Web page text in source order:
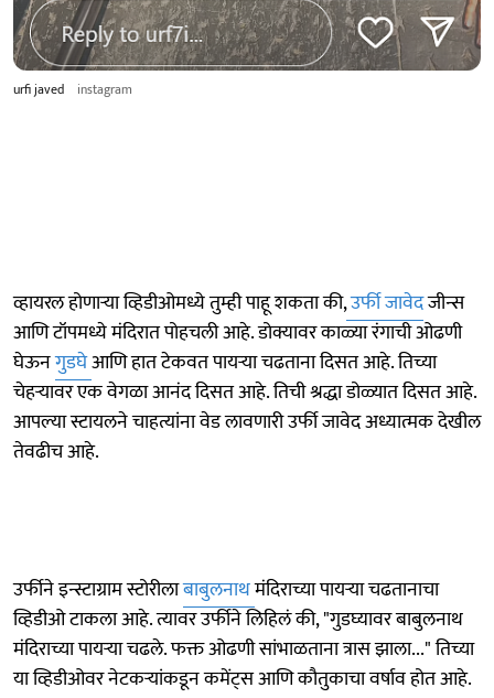
urfi javed instagram
व्हायरल होणाऱ्या व्हिडीओमध्ये तुम्ही पाहू शकता की,उर्फी जावेदजीन्स
आणि टॉपमध्ये मंदिरात पोहचली आहे. डोक्यावर काळ्या रंगाची ओढणी
घेऊनगुडघेआणि हात टेकवत पायऱ्या चढताना दिसत आहे. तिच्या
चेहऱ्यावर एक वेगळा आनंद दिसत आहे. तिची श्रद्धा डोळ्यात दिसत आहे.
आपल्या स्टायलने चाहत्यांना वेड लावणारी उर्फी जावेद अध्यात्मक देखील
तेवढीच आहे.
उर्फीने इन्स्टाग्राम स्टोरीलाबाबुलनाथमंदिराच्या पायऱ्या चढतानाचा
व्हिडीओ टाकला आहे. त्यावर उर्फीने लिहिलं की, "गुडघ्यावर बाबुलनाथ
मंदिराच्या पायऱ्या चढले. फक्त ओढणी सांभाळताना त्रास झाला..." तिच्या
या व्हिडीओवर नेटकऱ्यांकडून कमेंट्स आणि कौतुकाचा वर्षाव होत आहे.